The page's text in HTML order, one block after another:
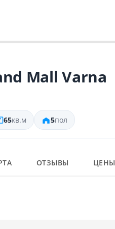
Mall Varna
65кв.м 5пол
ОТЗЫВЫ ЦЕНЫ